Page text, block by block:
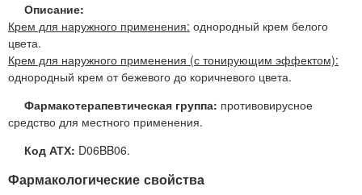
Описание:
Крем для наружного применения: однородный крем белого
цвета.
Крем для наружного применения (с тонирующим эффектом):
однородный крем от бежевого до коричневого цвета.
Фармакотерапевтическая группа: противовирусное
средство для местного применения.
Код АТХ: D06BB06.
Фармакологические свойства